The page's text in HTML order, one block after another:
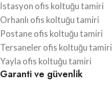
İstasyon ofis koltuğu tamiri
Orhanlı ofis koltuğu tamiri
Postane ofis koltuğu tamiri
Tersaneler ofis koltuğu tamiri
Yayla ofis koltuğu tamiri
Garanti ve güvenlik